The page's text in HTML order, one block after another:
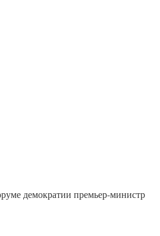
демократии премьер-министр